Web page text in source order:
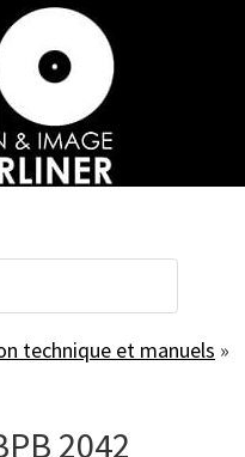
technique et manuels »
2042